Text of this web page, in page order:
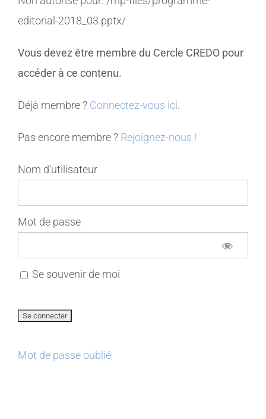
MEMBRES
CONTACT
editorial-2018_03.pptx/
Vous devez être membre du Cercle CREDO pour
accéder à ce contenu.
Déjà membre ? Connectez-vous ici.
Pas encore membre ? Rejoignez-nous !
Nom d'utilisateur
Mot de passe
Se souvenir de moi
Mot de passe oublié